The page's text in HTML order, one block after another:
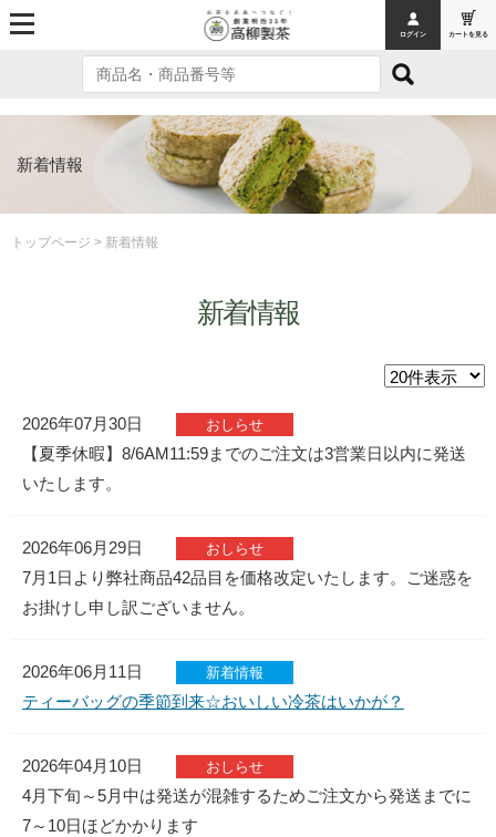
ログイン カートを見る
トップページ
オンラインショッピング
お茶
お菓子
フィナンシェ
ギフト
ソフトクリーム※毎日販売
店舗案内
新着情報
トップページ > 新着情報
新着情報
2026年07月30日 おしらせ
【夏季休暇】8/6AM11:59までのご注文は3営業日以内に発送
いたします。
2026年06月29日 おしらせ
7月1日より弊社商品42品目を価格改定いたします。ご迷惑を
お掛けし申し訳ございません。
2026年06月11日 新着情報
ティーバッグの季節到来☆おいしい冷茶はいかが？
2026年04月10日 おしらせ
4月下旬～5月中は発送が混雑するためご注文から発送までに
7～10日ほどかかります